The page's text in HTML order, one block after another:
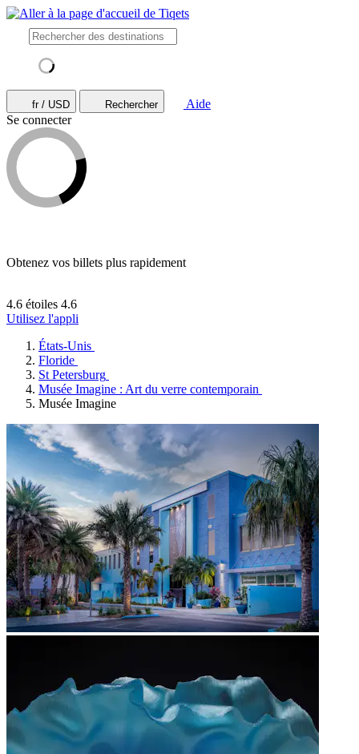
fr / USD Rechercher
Aide
Se connecter
Obtenez vos billets plus rapidement
4.6 étoiles 4.6
Utilisez l'appli
États-Unis
Floride
St Petersburg
Musée Imagine : Art du verre contemporain
Musée Imagine